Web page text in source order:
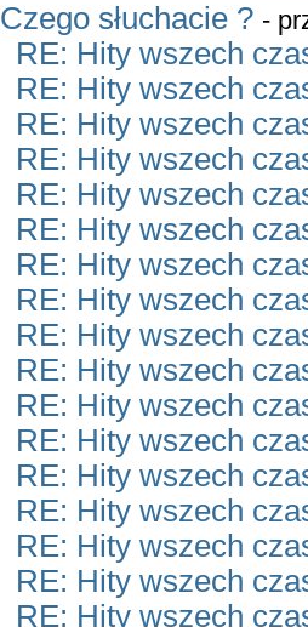
Czego słuchacie ? -
RE: Hity wszech
RE: Hity wszech
RE: Hity wszech
RE: Hity wszech
RE: Hity wszech
RE: Hity wszech
RE: Hity wszech
RE: Hity wszech
RE: Hity wszech
RE: Hity wszech
RE: Hity wszech
RE: Hity wszech
RE: Hity wszech
RE: Hity wszech
RE: Hity wszech
RE: Hity wszech
RE: Hity wszech